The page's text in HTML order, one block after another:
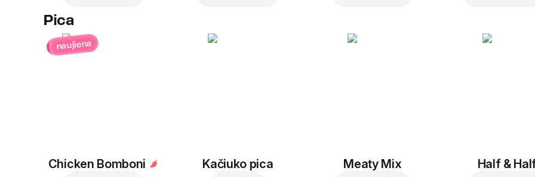
Žalioji paprika
Pica
naujiena
Chicken Bomboni Kačiuko pica Meaty Mix Half &